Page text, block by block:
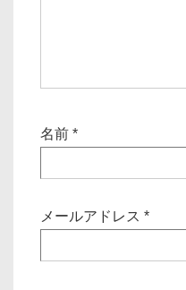
名前 *
メールアドレス *